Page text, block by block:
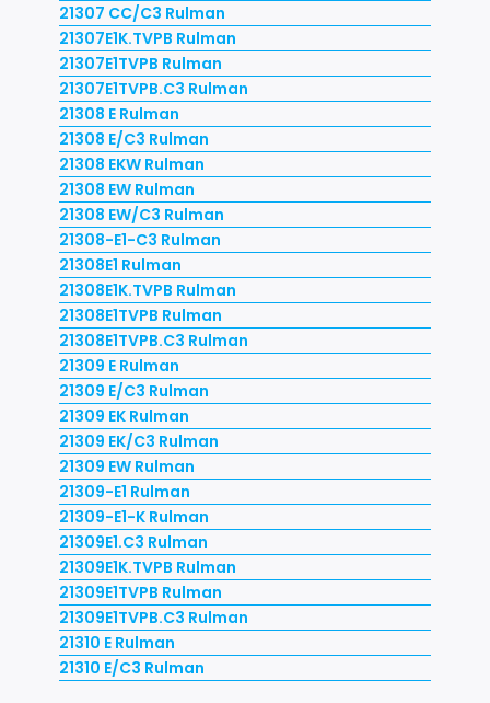
21307 CC/C3 Rulman
21307E1K.TVPB Rulman
21307E1TVPB Rulman
21307E1TVPB.C3 Rulman
21308 E Rulman
21308 E/C3 Rulman
21308 EKW Rulman
21308 EW Rulman
21308 EW/C3 Rulman
21308-E1-C3 Rulman
21308E1 Rulman
21308E1K.TVPB Rulman
21308E1TVPB Rulman
21308E1TVPB.C3 Rulman
21309 E Rulman
21309 E/C3 Rulman
21309 EK Rulman
21309 EK/C3 Rulman
21309 EW Rulman
21309-E1 Rulman
21309-E1-K Rulman
21309E1.C3 Rulman
21309E1K.TVPB Rulman
21309E1TVPB Rulman
21309E1TVPB.C3 Rulman
21310 E Rulman
21310 E/C3 Rulman